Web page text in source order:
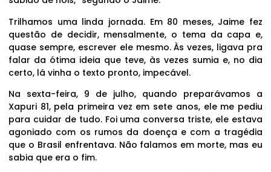
Trilhamos uma linda jornada. Em 80 meses, Jaime fez
questão de decidir, mensalmente, o tema da capa e,
quase sempre, escrever ele mesmo. Às vezes, ligava pra
falar da ótima ideia que teve, às vezes sumia e, no dia
certo, lá vinha o texto pronto, impecável.
Na sexta-feira, 9 de julho, quando preparávamos a
Xapuri 81, pela primeira vez em sete anos, ele me pediu
para cuidar de tudo. Foi uma conversa triste, ele estava
agoniado com os rumos da doença e com a tragédia
que o Brasil enfrentava. Não falamos em morte, mas eu
sabia que era o fim.